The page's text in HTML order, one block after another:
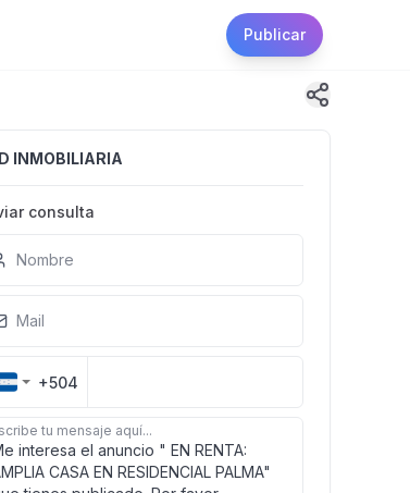
Publicar
INMOBILIARIA
consulta
Nombre
Mail
+504
tu mensaje aquí...